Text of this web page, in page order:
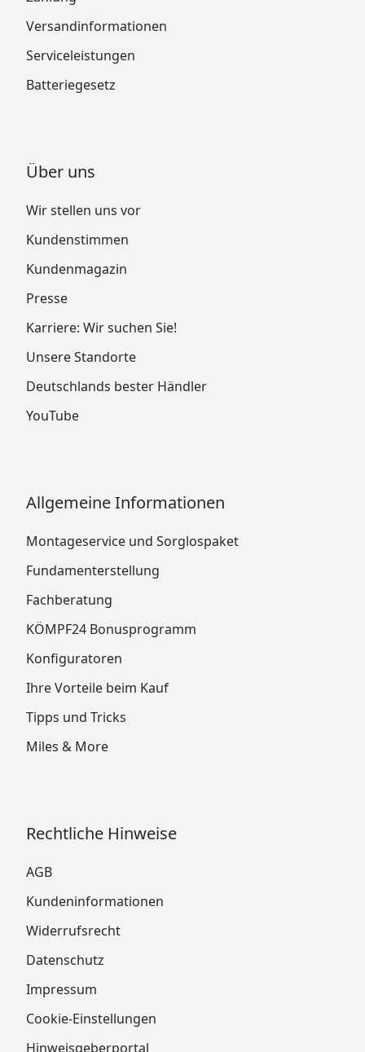
Versandinformationen
Serviceleistungen
Batteriegesetz
Über uns
Wir stellen uns vor
Kundenstimmen
Kundenmagazin
Presse
Karriere: Wir suchen Sie!
Unsere Standorte
Deutschlands bester Händler
YouTube
Allgemeine Informationen
Montageservice und Sorglospaket
Fundamenterstellung
Fachberatung
KÖMPF24 Bonusprogramm
Konfiguratoren
Ihre Vorteile beim Kauf
Tipps und Tricks
Miles & More
Rechtliche Hinweise
AGB
Kundeninformationen
Widerrufsrecht
Datenschutz
Impressum
Cookie-Einstellungen
Hinweisgeberportal